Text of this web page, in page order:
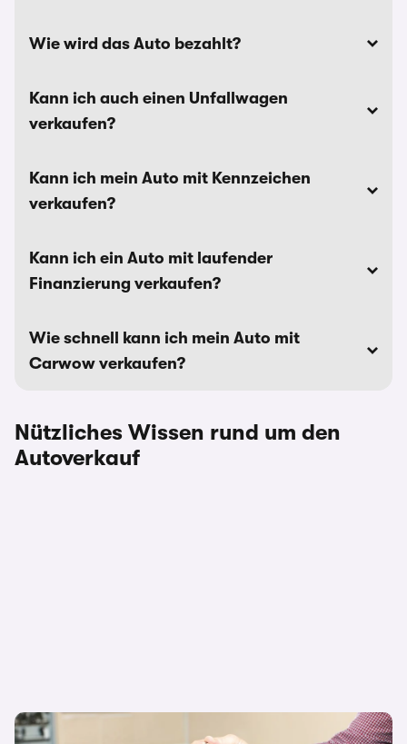
Wie wird das Auto bezahlt?
Kann ich auch einen Unfallwagen
verkaufen?
Kann ich mein Auto mit Kennzeichen
verkaufen?
Kann ich ein Auto mit laufender
Finanzierung verkaufen?
Wie schnell kann ich mein Auto mit
Carwow verkaufen?
Nützliches Wissen rund um den
Autoverkauf
Auto verkaufen: Diese Unterlagen brauchst